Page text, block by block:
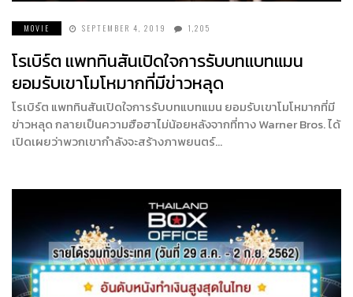
MOVIE SEPTEMBER 4, 2019 1,205
โรเบิร์ต แพททินสันเปิดใจการรับบทแบทแมน
ยอมรับเขาโมโหมากที่มีข่าวหลุด
โรเบิร์ต แพททินสันเปิดใจการรับบทแบทแมน ยอมรับเขาโมโหมากที่มี
ข่าวหลุด กลายเป็นความฮือฮาไม่น้อยหลังจากที่ทาง Warner Bros. ได้
เปิดเผยว่าพวกเขากำลังจะสร้างภาพยนตร์…